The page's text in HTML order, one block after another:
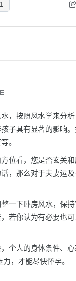
1
，按照风水学来分
子具有显著的影响
。
位看，您是否玄关
，那么对于夫妻运
一下卧房风水，保
若你认为有必要也
个人的身体条件、
，才能尽快怀孕。